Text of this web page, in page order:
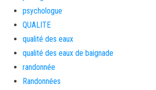
psychologue
QUALITE
qualité des eaux
qualité des eaux de baignade
randonnée
Randonnées